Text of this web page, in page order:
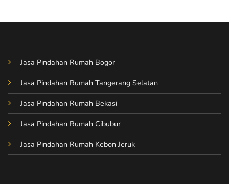
Jasa Pindahan Rumah Bogor
Jasa Pindahan Rumah Tangerang Selatan
Jasa Pindahan Rumah Bekasi
Jasa Pindahan Rumah Cibubur
Jasa Pindahan Rumah Kebon Jeruk